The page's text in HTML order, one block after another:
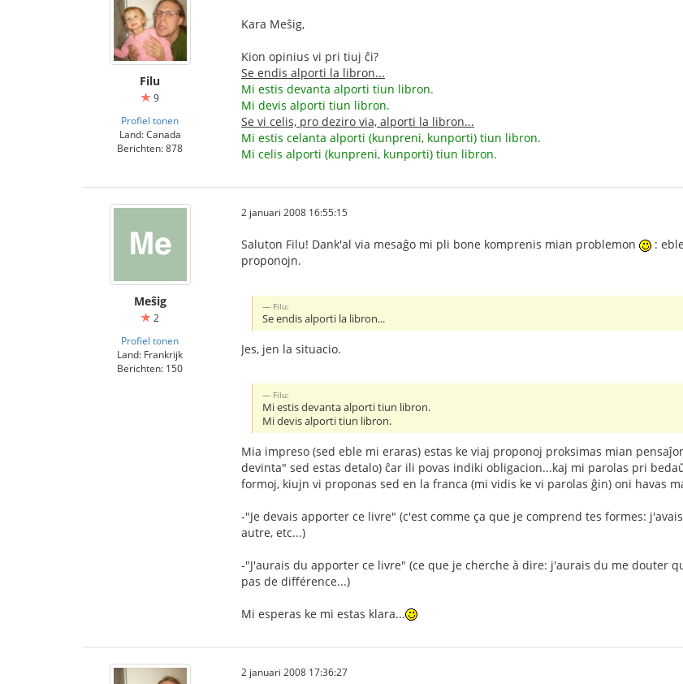
Filu
9
Profiel tonen
Land: Canada
Berichten: 878
Kara Meŝig,
Kion opinius vi pri tiuj ĉi?
Se endis alporti la libron...
Mi estis devanta alporti tiun libron.
Mi devis alporti tiun libron.
Se vi celis, pro deziro via, alporti la libron...
Mi estis celanta alporti (kunpreni, kunporti) tiun libron.
Mi celis alporti (kunpreni, kunporti) tiun libron.
Meŝig
2
Profiel tonen
Land: Frankrijk
Berichten: 150
2 januari 2008 16:55:15
Saluton Filu! Dank'al via mesaĝo mi pli bone komprenis mian problemon
:
proponojn.
Filu:
Se endis alporti la libron...
Jes, jen la situacio.
Filu:
Mi estis devanta alporti tiun libron.
Mi devis alporti tiun libron.
Mia impreso (sed eble mi eraras) estas ke viaj proponoj proksimas mian
devinta" sed estas detalo) ĉar ili povas indiki obligacion...kaj mi parolas pri
formoj, kiujn vi proponas sed en la franca (mi vidis ke vi parolas ĝin) oni havas
-"Je devais apporter ce livre" (c'est comme ça que je comprend tes formes:
autre, etc...)
-"J'aurais du apporter ce livre" (ce que je cherche à dire: j'aurais du me douter
pas de différence...)
Mi esperas ke mi estas klara...
2 januari 2008 17:36:27